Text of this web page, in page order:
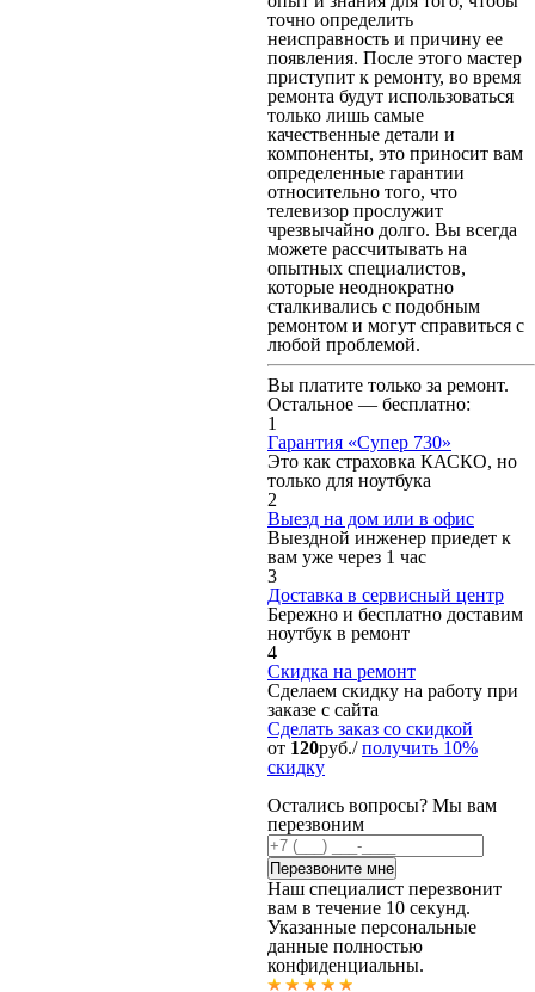
точно определить
неисправность и причину ее
появления. После этого мастер
приступит к ремонту, во время
ремонта будут использоваться
только лишь самые
качественные детали и
компоненты, это приносит вам
определенные гарантии
относительно того, что
телевизор прослужит
чрезвычайно долго. Вы всегда
можете рассчитывать на
опытных специалистов,
которые неоднократно
сталкивались с подобным
ремонтом и могут справиться с
любой проблемой.
Вы платите только за ремонт.
Остальное — бесплатно:
1
Гарантия «Супер 730»
Это как страховка КАСКО, но
только для ноутбука
2
Выезд на дом или в офис
Выездной инженер приедет к
вам уже через 1 час
3
Доставка в сервисный центр
Бережно и бесплатно доставим
ноутбук в ремонт
4
Скидка на ремонт
Сделаем скидку на работу при
заказе с сайта
Сделать заказ со скидкой
от 120руб./получить 10%
скидку
Остались вопросы? Мы вам
перезвоним
Наш специалист перезвонит
вам в течение 10 секунд.
Указанные персональные
данные полностью
конфиденциальны.